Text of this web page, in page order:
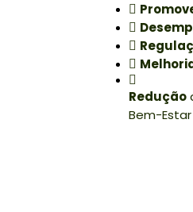
Redução
Bem-Estar